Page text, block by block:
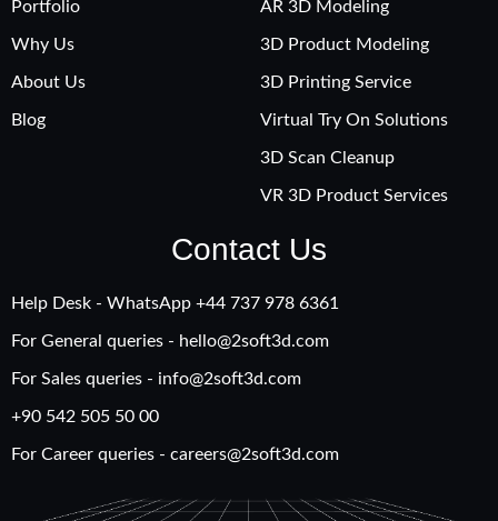
Portfolio
Why Us
About Us
Blog
AR 3D Modeling
3D Product Modeling
3D Printing Service
Virtual Try On Solutions
3D Scan Cleanup
VR 3D Product Services
Contact Us
Help Desk - WhatsApp +‪44 737 978 6361
For General queries - hello@2soft3d.com
For Sales queries - info@2soft3d.com
+90 542 505 50 00
For Career queries - careers@2soft3d.com